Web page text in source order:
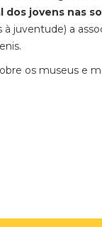
jovens nas
à juventude) a
os museus e